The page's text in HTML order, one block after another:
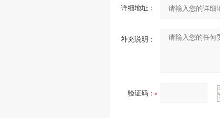
详细地址：
补充说明：
验证码：